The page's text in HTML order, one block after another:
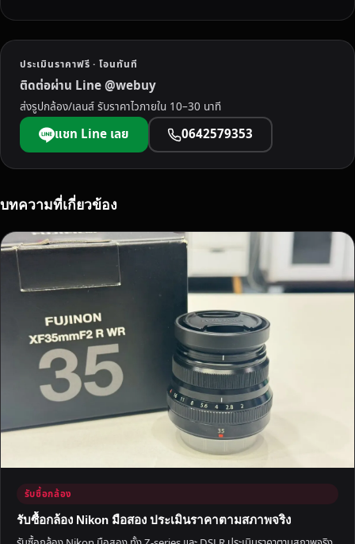
ค
า
ดี
สุ
ด
ไ
ป
รั
ถึ
ที่
ประเมินราคาฟรี · โอนทันที
ติดต่อผ่าน Line @webuy
ส่งรูปกล้อง/เลนส์ รับราคาไวภายใน 10–30 นาที
แชท Line เลย 0642579353
บทความที่เกี่ยวข้อง
รับซื้อกล้อง
รับซื้อกล้อง Nikon มือสอง ประเมินราคาตามสภาพจริง